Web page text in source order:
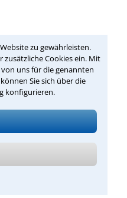
zu gewährleisten.
Cookies ein. Mit
uns für die genannten
Sie sich über die
konfigurieren.